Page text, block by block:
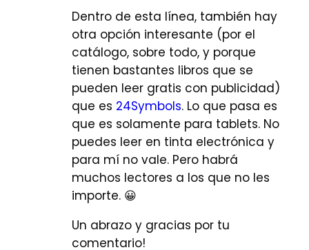
Dentro de esta línea, también hay
otra opción interesante (por el
catálogo, sobre todo, y porque
tienen bastantes libros que se
pueden leer gratis con publicidad)
que es 24Symbols. Lo que pasa es
que es solamente para tablets. No
puedes leer en tinta electrónica y
para mí no vale. Pero habrá
muchos lectores a los que no les
importe. 😀
Un abrazo y gracias por tu
comentario!